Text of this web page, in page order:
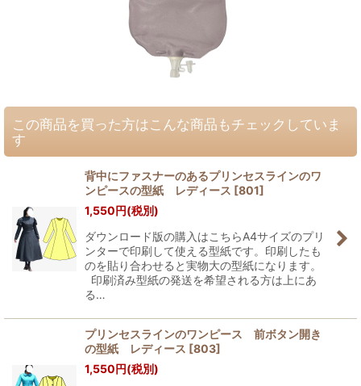
この商品を買った方はこんな商品もチェックしていま
す
背中にファスナーのあるプリンセスラインのワ
ンピースの型紙 レディース [801]
1,550円(税別)
ダウンロード版の購入はこちらA4サイズのプリ
ンターで印刷して使える型紙です。印刷したも
のを貼り合わせると実物大の型紙になります。
印刷済み型紙の発送を希望される方は上にあ
る…
プリンセスラインのワンピース 前ボタン開き
の型紙 レディース [803]
1,550円(税別)